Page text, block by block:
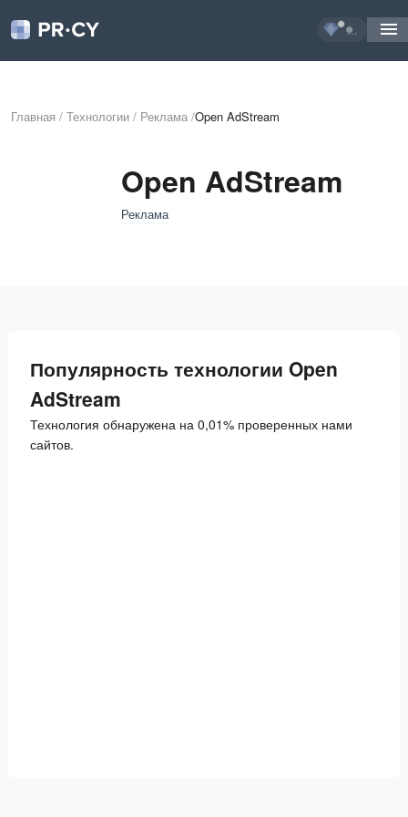
...
Главная / Технологии / Реклама /Open AdStream
Open AdStream
Реклама
Популярность технологии Open
AdStream
Технология обнаружена на 0,01% проверенных нами
сайтов.